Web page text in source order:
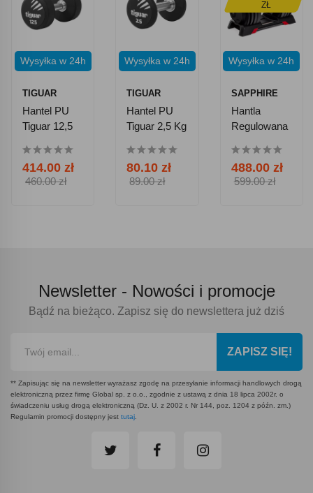
Wysyłka w 24h
TIGUAR
Hantel PU
Tiguar 12,5
414.00 zł
460.00 zł
Wysyłka w 24h
TIGUAR
Hantel PU
Tiguar 2,5 Kg
80.10 zł
89.00 zł
ZŁ
Wysyłka w 24h
SAPPHIRE
Hantla
Regulowana
Kettlebell
Sapphire
SG-3011 2-
488.00 zł
599.00 zł
Newsletter - Nowości i promocje
Bądź na bieżąco. Zapisz się do newslettera już dziś
ZAPISZ SIĘ!
** Zapisując się na newsletter wyrażasz zgodę na przesyłanie informacji handlowych drogą
elektroniczną przez firmę Global sp. z o.o., zgodnie z ustawą z dnia 18 lipca 2002r. o
świadczeniu usług drogą elektroniczną (Dz. U. z 2002 r. Nr 144, poz. 1204 z późn. zm.)
Regulamin promocji dostępny jest tutaj